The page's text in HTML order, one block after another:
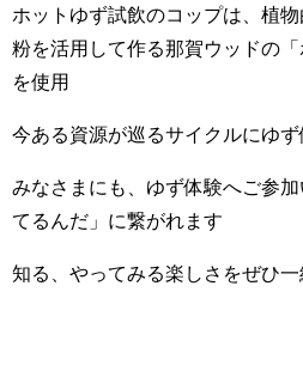
ホットゆず試飲のコップは、植
粉を活用して作る那賀ウッドの「
を使用
今ある資源が巡るサイクルにゆず
みなさまにも、ゆず体験へご参
てるんだ」に繋がれます
知る、やってみる楽しさをぜひ一